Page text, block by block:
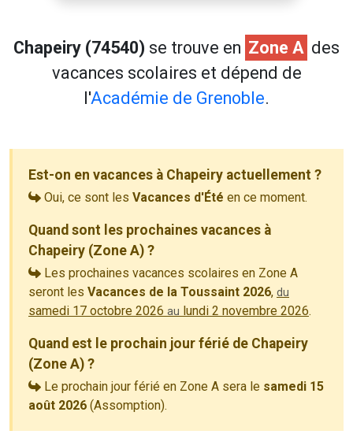
Chapeiry (74540) se trouve en Zone A des
vacances scolaires et dépend de
l'Académie de Grenoble.
Est-on en vacances à Chapeiry actuellement ?
Oui, ce sont les Vacances d'Été en ce moment.
Quand sont les prochaines vacances à
Chapeiry (Zone A) ?
Les prochaines vacances scolaires en Zone A
seront les Vacances de la Toussaint 2026, du
samedi 17 octobre 2026 au lundi 2 novembre 2026.
Quand est le prochain jour férié de Chapeiry
(Zone A) ?
Le prochain jour férié en Zone A sera le samedi 15
août 2026 (Assomption).